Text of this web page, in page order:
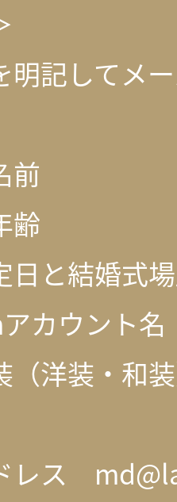
明記してメ
前
齢
と結婚式
カウント名
洋装・和
レス